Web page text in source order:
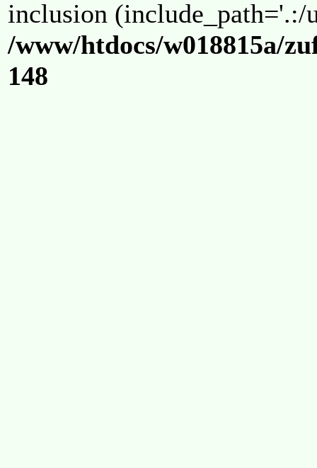
inclusion (include_path='.:/
/www/htdocs/w018815a/
148